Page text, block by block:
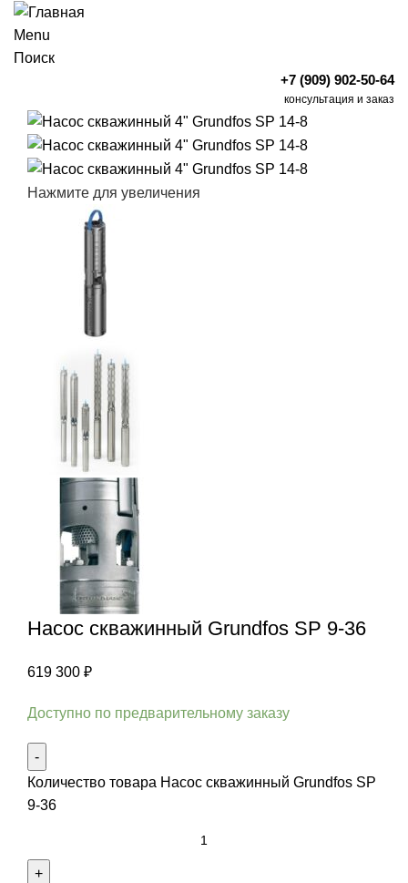
Menu
Поиск
+7 (909) 902-50-64
консультация и заказ
Нажмите для увеличения
Насос скважинный Grundfos SP 9-36
619 300 ₽
Доступно по предварительному заказу
Количество товара Насос скважинный Grundfos SP
9-36